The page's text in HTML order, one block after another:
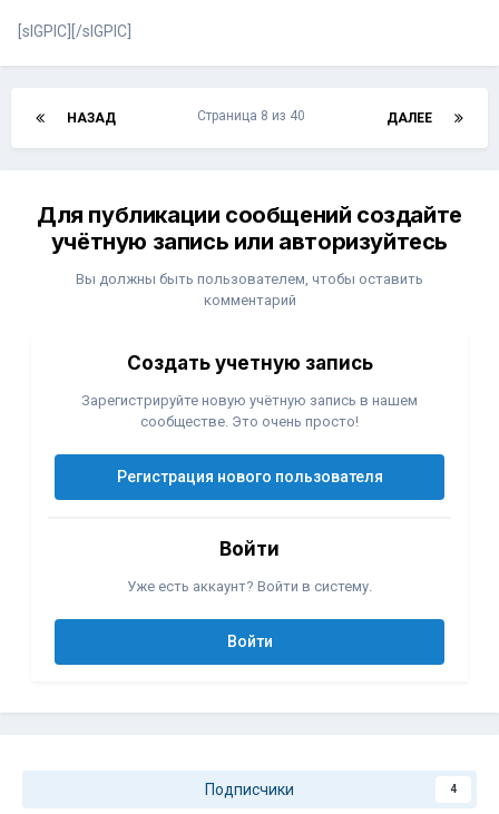
[sIGPIC][/sIGPIC]
НАЗАД ДАЛЕЕ
Страница 8 из 40
Для публикации сообщений создайте
учётную запись или авторизуйтесь
Вы должны быть пользователем, чтобы оставить
комментарий
Создать учетную запись
Зарегистрируйте новую учётную запись в нашем
сообществе. Это очень просто!
Регистрация нового пользователя
Войти
Уже есть аккаунт? Войти в систему.
Войти
Подписчики 4